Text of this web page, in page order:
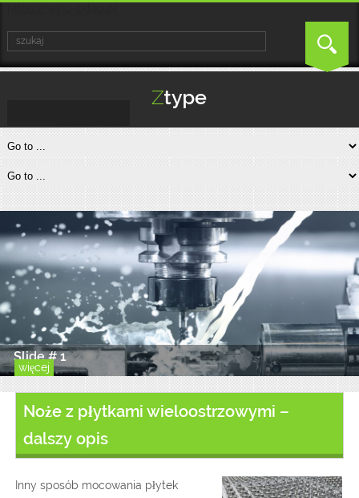
Slide # 1
więcej
Noże z płytkami wieloostrzowymi –
dalszy opis
Inny sposób mocowania płytek